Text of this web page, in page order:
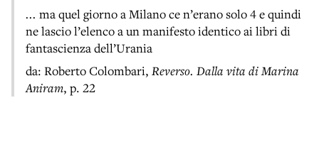
... ma quel giorno a Milano ce n’erano solo 4 e quindi
ne lascio l’elenco a un manifesto identico ai libri di
fantascienza dell’Urania
da: Roberto Colombari, Reverso. Dalla vita di Marina
Aniram, p. 22